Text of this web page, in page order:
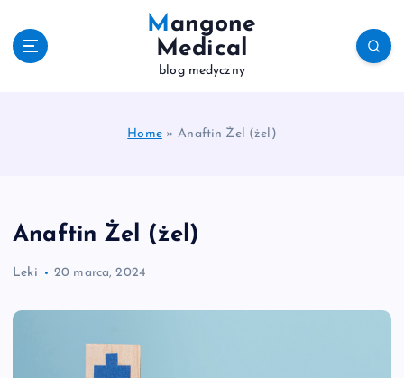
Mangone
Medical
blog medyczny
Home»Anaftin Żel (żel)
Anaftin Żel (żel)
Leki 20 marca, 2024